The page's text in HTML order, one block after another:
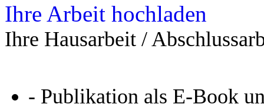
Ihre Arbeit hochladen
Ihre Hausarbeit /
- Publikation als E-Book